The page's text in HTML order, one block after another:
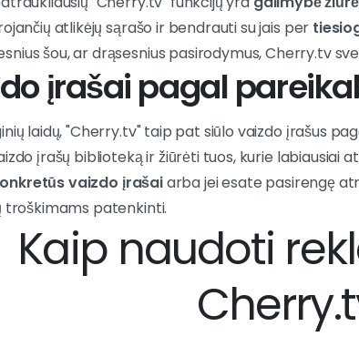
atlikėjų sąrašo ir bendrauti su jais per
šou, ar drąsesnius pasirodymus, Cherry.tv
įrašai pagal
laidų, "Cherry.tv" taip pat siūlo vaizdo įrašus
įrašų biblioteką ir žiūrėti tuos, kurie labiausiai
vaizdo įrašaiarba jei esate pasirengę
troškimams patenkinti.
Kaip naudoti